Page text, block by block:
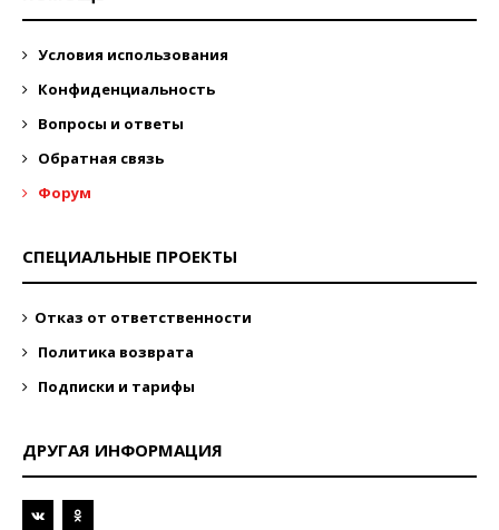
Условия использования
Конфиденциальность
Вопросы и ответы
Обратная связь
Форум
СПЕЦИАЛЬНЫЕ ПРОЕКТЫ
Отказ от ответственности
Политика возврата
Подписки и тарифы
ДРУГАЯ ИНФОРМАЦИЯ